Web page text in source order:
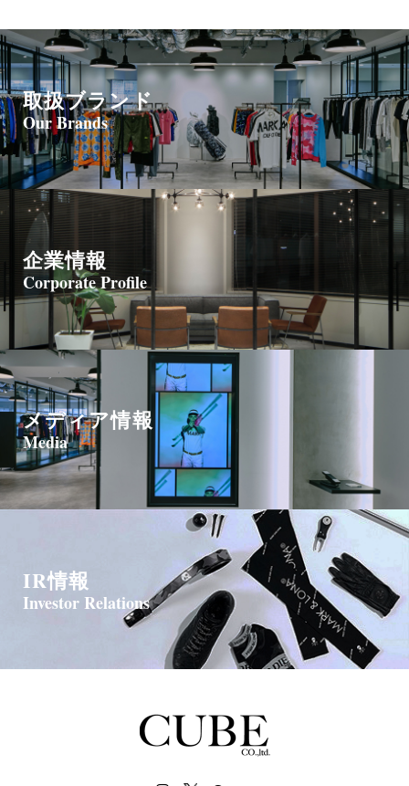
取扱ブランド
Our Brands
企業情報
Corporate Profile
メディア情報
Media
IR情報
Investor Relations